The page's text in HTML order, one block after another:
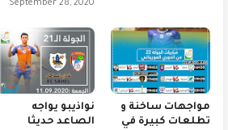
September 28, 2020
مواجهات ساخنة و
تطلعات كبيرة في
نواذيبو يواجه
الصاعد حديثا